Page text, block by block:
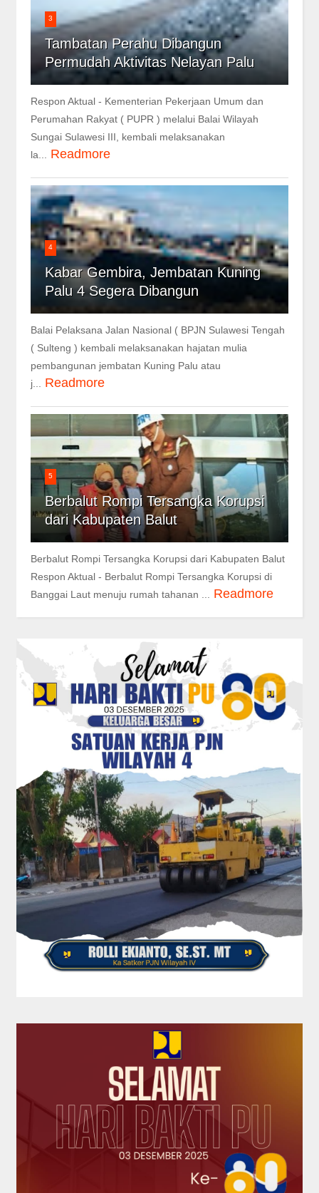
3
Tambatan Perahu Dibangun
Permudah Aktivitas Nelayan Palu
Respon Aktual - Kementerian Pekerjaan Umum dan
Perumahan Rakyat ( PUPR ) melalui Balai Wilayah
Sungai Sulawesi III, kembali melaksanakan
la...
Readmore
4
Kabar Gembira, Jembatan Kuning
Palu 4 Segera Dibangun
Balai Pelaksana Jalan Nasional ( BPJN Sulawesi Tengah
( Sulteng ) kembali melaksanakan hajatan mulia
pembangunan jembatan Kuning Palu atau
j...
Readmore
5
Berbalut Rompi Tersangka Korupsi
dari Kabupaten Balut
Berbalut Rompi Tersangka Korupsi dari Kabupaten Balut
Respon Aktual - Berbalut Rompi Tersangka Korupsi di
Banggai Laut menuju rumah tahanan ...
Readmore